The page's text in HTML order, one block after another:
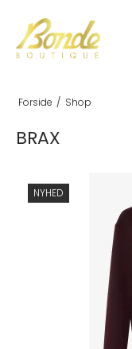
Forside / Shop
BRAX
NYHED